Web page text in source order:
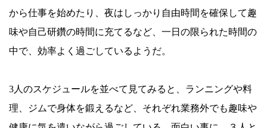
から仕事を始めたり、夜はしっかり自由時間を確保して趣
味や自己研鑽の時間に充てるなど、一日の限られた時間の
中で、効率よく過ごしているようだ。
3人のスケジュールを並べて見てみると、ランニングや料
理、ジムで身体を鍛えるなど、それぞれ業務外でも趣味や